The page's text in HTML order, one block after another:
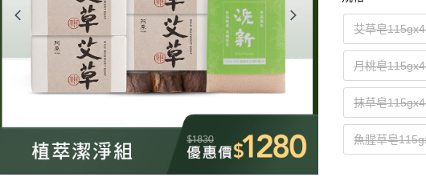
艾草皂
月桃皂
抹草皂
魚腥草皂